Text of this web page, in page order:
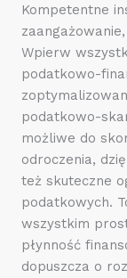
Kompetentne
Wpierw
podatkowo-
podatkowo-
możliwe do
odroczenia,
też skuteczne
podatkowych.
wszystkim
płynność
dopuszcza o